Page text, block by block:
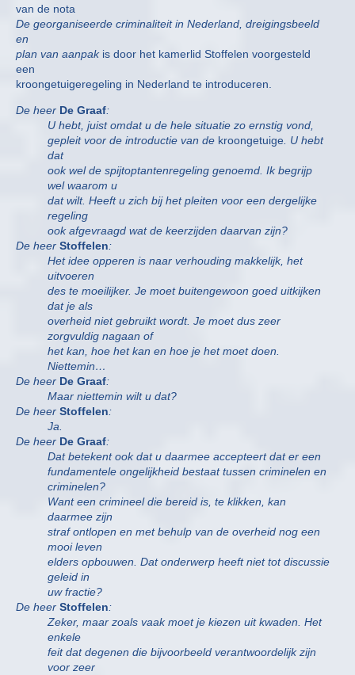
van de nota
De georganiseerde criminaliteit in Nederland, dreigingsbeeld
en
plan van aanpakis door het kamerlid Stoffelen voorgesteld
een
kroongetuigeregeling in Nederland te introduceren.
De heer De Graaf:
U hebt, juist omdat u de hele situatie zo ernstig vond,
gepleit voor de introductie van de kroongetuige . U hebt
dat
ook wel de spijtoptantenregeling genoemd. Ik begrijp
wel waarom u
dat wilt. Heeft u zich bij het pleiten voor een dergelijke
regeling
ook afgevraagd wat de keerzijden daarvan zijn?
De heer Stoffelen:
Het idee opperen is naar verhouding makkelijk, het
uitvoeren
des te moeilijker. Je moet buitengewoon goed uitkijken
dat je als
overheid niet gebruikt wordt. Je moet dus zeer
zorgvuldig nagaan of
het kan, hoe het kan en hoe je het moet doen.
Niettemin…
De heer De Graaf:
Maar niettemin wilt u dat?
De heer Stoffelen:
Ja.
De heer De Graaf:
Dat betekent ook dat u daarmee accepteert dat er een
fundamentele ongelijkheid bestaat tussen criminelen en
criminelen?
Want een crimineel die bereid is, te klikken, kan
daarmee zijn
straf ontlopen en met behulp van de overheid nog een
mooi leven
elders opbouwen. Dat onderwerp heeft niet tot discussie
geleid in
uw fractie?
De heer Stoffelen:
Zeker, maar zoals vaak moet je kiezen uit kwaden. Het
enkele
feit dat degenen die bijvoorbeeld verantwoordelijk zijn
voor zeer